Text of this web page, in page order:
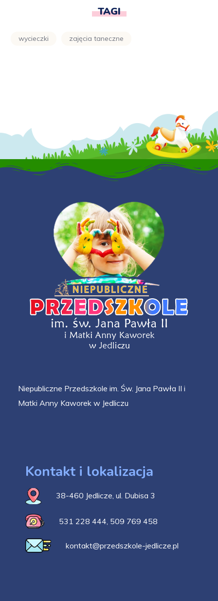
TAGI
wycieczki zajęcia taneczne
Niepubliczne Przedszkole im. Św. Jana Pawła II i
Matki Anny Kaworek w Jedliczu
Kontakt i lokalizacja
38-460 Jedlicze, ul. Dubisa 3
531 228 444 509 769 458
kontakt@przedszkole-jedlicze.pl